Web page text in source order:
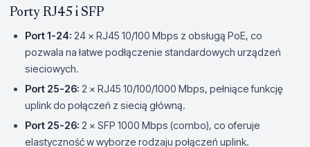
Porty RJ45 i SFP
Port 1-24: 24 × RJ45 10/100 Mbps z obsługą PoE, co
pozwala na łatwe podłączenie standardowych urządzeń
sieciowych.
Port 25-26: 2 × RJ45 10/100/1000 Mbps, pełniące funkcję
uplink do połączeń z siecią główną.
Port 25-26: 2 × SFP 1000 Mbps (combo), co oferuje
elastyczność w wyborze rodzaju połączeń uplink.